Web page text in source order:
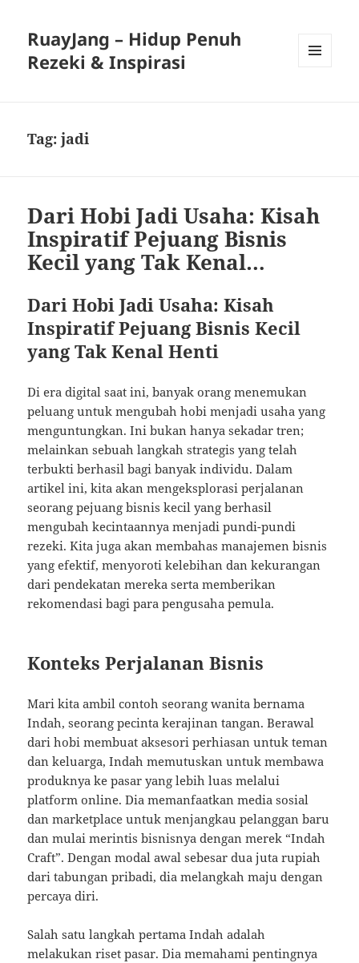
RuayJang – Hidup Penuh
Rezeki & Inspirasi
Tag:jadi
Dari Hobi Jadi Usaha: Kisah
Inspiratif Pejuang Bisnis
Kecil yang Tak Kenal…
Dari Hobi Jadi Usaha: Kisah
Inspiratif Pejuang Bisnis Kecil
yang Tak Kenal Henti
Di era digital saat ini, banyak orang menemukan
peluang untuk mengubah hobi menjadi usaha yang
menguntungkan. Ini bukan hanya sekadar tren;
melainkan sebuah langkah strategis yang telah
terbukti berhasil bagi banyak individu. Dalam
artikel ini, kita akan mengeksplorasi perjalanan
seorang pejuang bisnis kecil yang berhasil
mengubah kecintaannya menjadi pundi-pundi
rezeki. Kita juga akan membahas manajemen bisnis
yang efektif, menyoroti kelebihan dan kekurangan
dari pendekatan mereka serta memberikan
rekomendasi bagi para pengusaha pemula.
Konteks Perjalanan Bisnis
Mari kita ambil contoh seorang wanita bernama
Indah, seorang pecinta kerajinan tangan. Berawal
dari hobi membuat aksesori perhiasan untuk teman
dan keluarga, Indah memutuskan untuk membawa
produknya ke pasar yang lebih luas melalui
platform online. Dia memanfaatkan media sosial
dan marketplace untuk menjangkau pelanggan baru
dan mulai merintis bisnisnya dengan merek “Indah
Craft”. Dengan modal awal sebesar dua juta rupiah
dari tabungan pribadi, dia melangkah maju dengan
percaya diri.
Salah satu langkah pertama Indah adalah
melakukan riset pasar. Dia memahami pentingnya